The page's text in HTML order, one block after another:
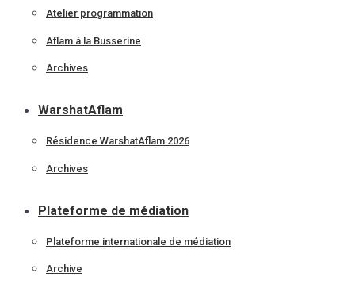
Atelier programmation
Aflam à la Busserine
Archives
WarshatAflam
Résidence WarshatAflam 2026
Archives
Plateforme de médiation
Plateforme internationale de médiation
Archive